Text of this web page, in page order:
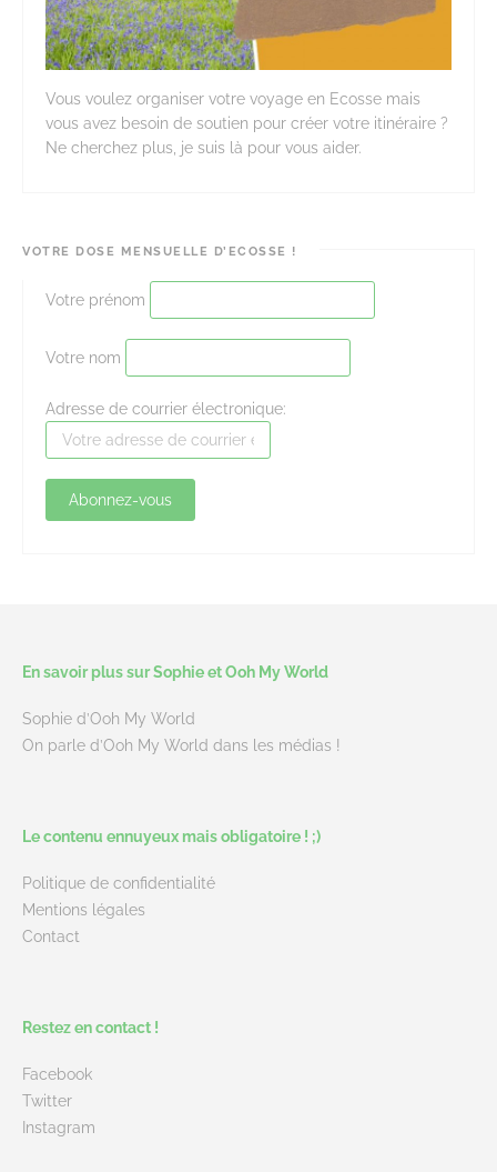
Vous voulez organiser votre voyage en Ecosse mais
vous avez besoin de soutien pour créer votre itinéraire ?
Ne cherchez plus, je suis là pour vous aider.
VOTRE DOSE MENSUELLE D’ECOSSE !
Votre prénom
Votre nom
Adresse de courrier électronique:
En savoir plus sur Sophie et Ooh My World
Sophie d’Ooh My World
On parle d’Ooh My World dans les médias !
Le contenu ennuyeux mais obligatoire ! ;)
Politique de confidentialité
Mentions légales
Contact
Restez en contact !
Facebook
Twitter
Instagram